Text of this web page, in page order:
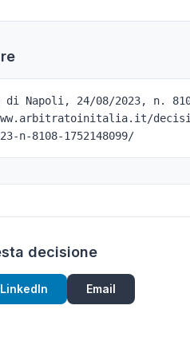
di Napoli, 24/08/2023, n.
n-8108-1752148099/
decisione
LinkedIn Email